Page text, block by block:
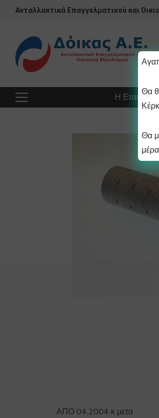
Ανταλλακτικά Επαγγελματικού και
Η Εταιρεία
ΑΠΟ 04.2004 κ μετα
Θα
Θα